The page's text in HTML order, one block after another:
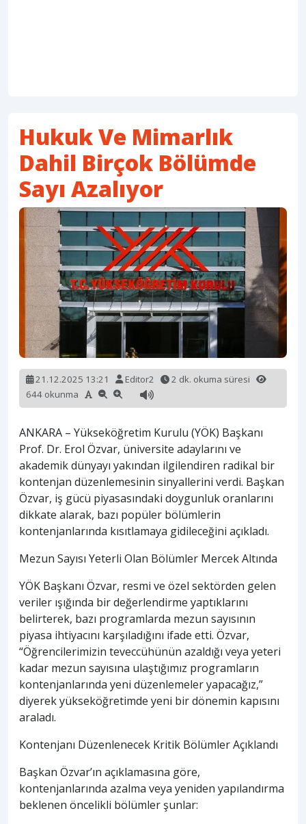
Hukuk Ve Mimarlık
Dahil Birçok Bölümde
Sayı Azalıyor
21.12.2025 13:21 Editor2
2 dk. okuma süresi
644 okunma
ANKARA – Yükseköğretim Kurulu (YÖK) Başkanı
Prof. Dr. Erol Özvar, üniversite adaylarını ve
akademik dünyayı yakından ilgilendiren radikal bir
kontenjan düzenlemesinin sinyallerini verdi. Başkan
Özvar, iş gücü piyasasındaki doygunluk oranlarını
dikkate alarak, bazı popüler bölümlerin
kontenjanlarında kısıtlamaya gidileceğini açıkladı.
Mezun Sayısı Yeterli Olan Bölümler Mercek Altında
YÖK Başkanı Özvar, resmi ve özel sektörden gelen
veriler ışığında bir değerlendirme yaptıklarını
belirterek, bazı programlarda mezun sayısının
piyasa ihtiyacını karşıladığını ifade etti. Özvar,
“Öğrencilerimizin teveccühünün azaldığı veya yeteri
kadar mezun sayısına ulaştığımız programların
kontenjanlarında yeni düzenlemeler yapacağız,”
diyerek yükseköğretimde yeni bir dönemin kapısını
araladı.
Kontenjanı Düzenlenecek Kritik Bölümler Açıklandı
Başkan Özvar’ın açıklamasına göre,
kontenjanlarında azalma veya yeniden yapılandırma
beklenen öncelikli bölümler şunlar: